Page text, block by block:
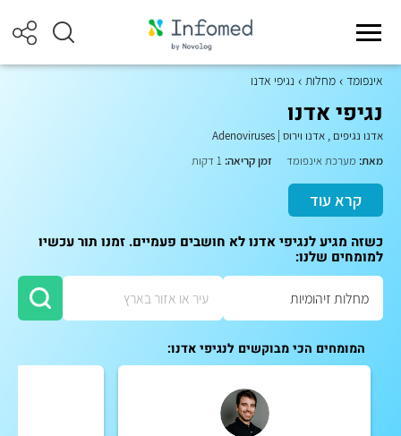
אינפומד מחלות נגיפי אדנו
נגיפי אדנו
אדנו נגיפים , אדנו וירוס Adenoviruses
מאת: מערכת אינפומד זמן קריאה:
קרא עוד
כשזה מגיע לנגיפי אדנו לא חושבים פעמיים. זמנו תור עכשיו
למומחים שלנו:
המומחים הכי מבוקשים לנגיפי אדנו: